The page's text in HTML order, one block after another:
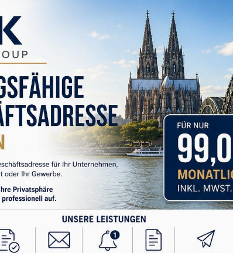
ve kayıplar, yıllar boyunca varlığını
başarıları ya da siyasi hesapları tartışmak
için kadınların ve çocukların yaşadıklarına
çoğu zaman cephede olmayan insanlar taşır.
REKLAM
zaman sessizdir. O hikâye, gece yarısı
evini geride bırakıp bilinmez bir yola
gereken yaşta savaşın ne demek olduğunu
acı gerçek şudur: Savaş başladığında en çok
yaşamak zorunda kalanlardır.